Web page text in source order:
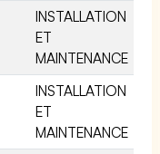
INSTALLATION
ET
MAINTENANCE
INSTALLATION
ET
MAINTENANCE